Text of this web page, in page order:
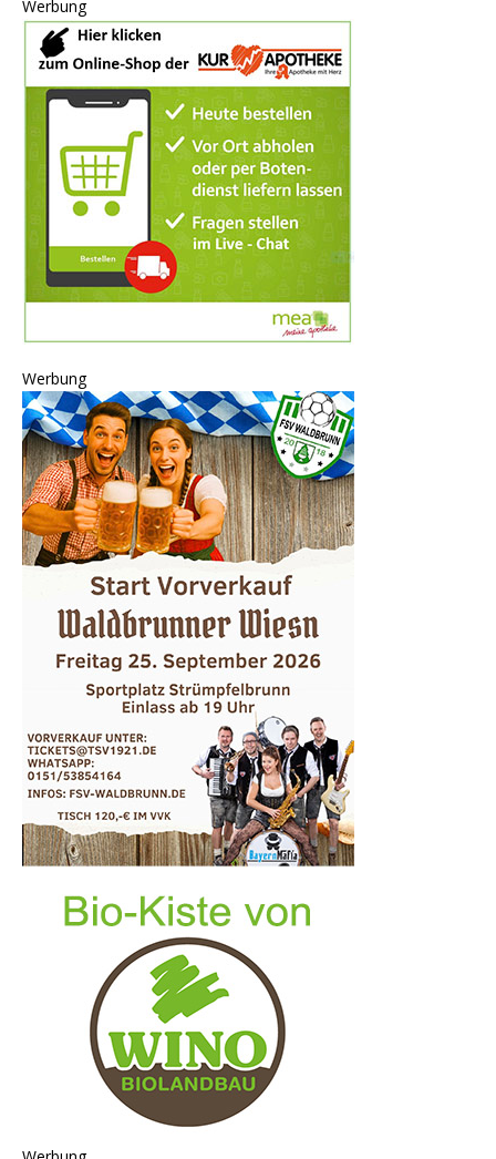
Werbung
Werbung